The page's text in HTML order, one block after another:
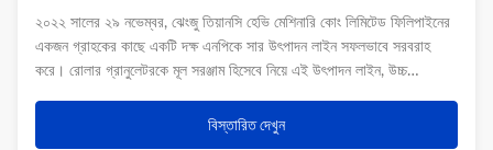
২০২২ সালের ২৯ নভেম্বর, ঝেংজু তিয়ানসি হেভি মেশিনারি কোং লিমিটেড ফিলিপাইনের
একজন গ্রাহকের কাছে একটি দক্ষ এনপিকে সার উৎপাদন লাইন সফলভাবে সরবরাহ
করে। রোলার গ্রানুলেটরকে মূল সরঞ্জাম হিসেবে নিয়ে এই উৎপাদন লাইন, উচ্চ
বিস্তারিত দেখুন